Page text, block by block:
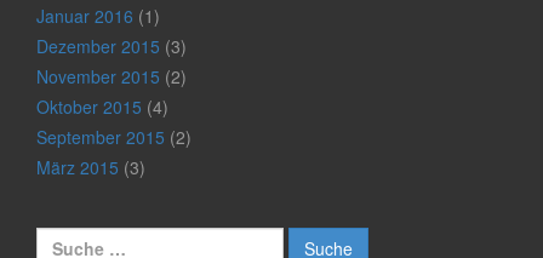
Januar 2016 (1)
Dezember 2015 (3)
November 2015 (2)
Oktober 2015 (4)
September 2015 (2)
März 2015 (3)
Suche nach: